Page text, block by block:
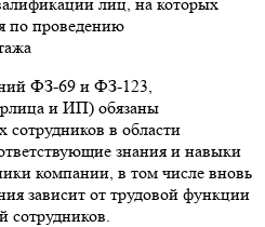
ФЗ-69 и ФЗ-123,
и ИП) обязаны
сотрудников в области
знания и навыки
компании, в том числе вновь
зависит от трудовой функции
сотрудников.